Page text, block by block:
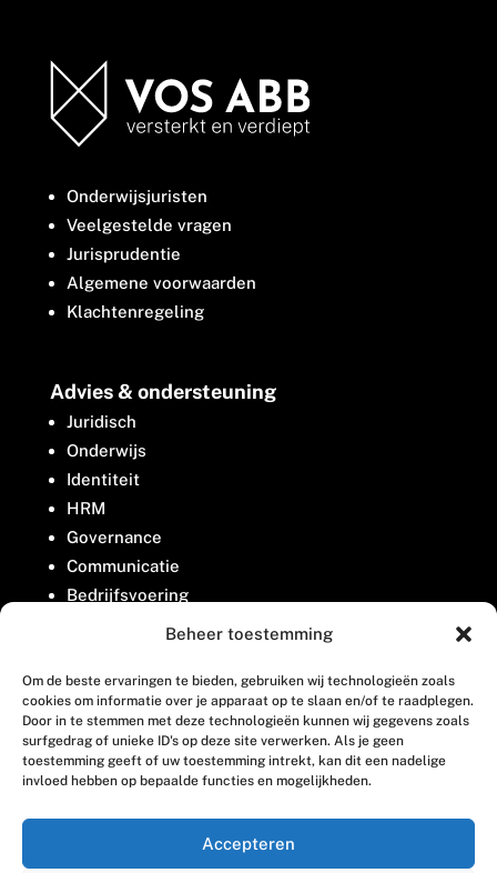
Beheer toestemming
Om de beste ervaringen te bieden, gebruiken wij technologieën zoals
cookies om informatie over je apparaat op te slaan en/of te raadplegen.
Door in te stemmen met deze technologieën kunnen wij gegevens zoals
surfgedrag of unieke ID's op deze site verwerken. Als je geen
toestemming geeft of uw toestemming intrekt, kan dit een nadelige
invloed hebben op bepaalde functies en mogelijkheden.
Accepteren
Onderwijsjuristen
Veelgestelde vragen
Jurisprudentie
Algemene voorwaarden
Klachtenregeling
Advies & ondersteuning
Juridisch
Onderwijs
Identiteit
HRM
Governance
Communicatie
Bedrijfsvoering
Belangenbehartiging
Contact
Houttuinlaan 8
3447 GM Woerden